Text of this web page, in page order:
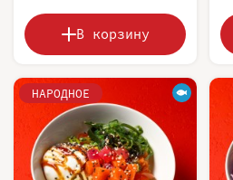
В корзину
НАРОДНОЕ